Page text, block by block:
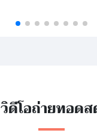
วิดีโอถ่ายทอด